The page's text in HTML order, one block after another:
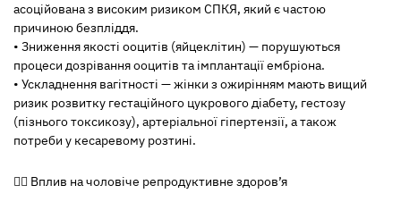
асоційована з високим ризиком СПКЯ, який є частою
причиною безпліддя.
• Зниження якості ооцитів (яйцеклітин) — порушуються
процеси дозрівання ооцитів та імплантації ембріона.
• Ускладнення вагітності — жінки з ожирінням мають вищий
ризик розвитку гестаційного цукрового діабету, гестозу
(пізнього токсикозу), артеріальної гіпертензії, а також
потреби у кесаревому розтині.
👨‍⚕️ Вплив на чоловіче репродуктивне здоров’я